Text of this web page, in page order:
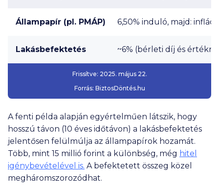
Állampapír (pl. PMÁP) 6,50% induló, majd:
Lakásbefektetés ~6% (bérleti díj és
Frissítve: 2025. május 22.
Forrás: BiztosDöntés.hu
A fenti példa alapján egyértelműen látszik, hogy
hosszú távon (10 éves időtávon) a lakásbefektetés
jelentősen felülmúlja az állampapírok hozamát.
Több, mint 15 millió forint a különbség, még hitel
igénybevételével is. A befektetett összeg közel
megháromszorozódhat.